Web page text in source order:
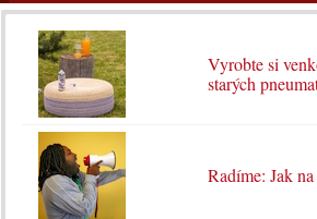
Vyrobte si
starých
Radíme: Jak